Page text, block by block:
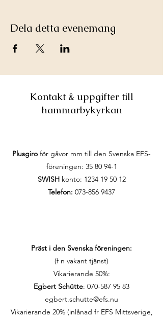
Dela detta evenemang
Kontakt & uppgifter till
hammarbykyrkan
Plusgiro för gåvor mm till den Svenska EFS-
föreningen: 35 80 94-1
SWISHkonto: 1234 19 50 12
Telefon: 073-856 9437
Präst i den Svenska föreningen:
(f n vakant tjänst)
Vikarierande 50%:
Egbert Schütte: 070-587 95 83
egbert.schutte@efs.nu
Vikarierande 20% (inlånad fr EFS Mittsverige,